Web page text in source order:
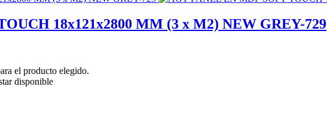
18x121x2800 MM (3 x M2) NEW GREY-729
el producto elegido.
disponible